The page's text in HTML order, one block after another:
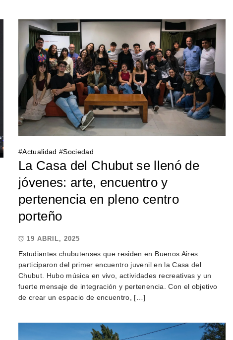
#Actualidad #Sociedad
La Casa del Chubut se llenó de
jóvenes: arte, encuentro y
pertenencia en pleno centro
porteño
19 ABRIL, 2025
Estudiantes chubutenses que residen en Buenos Aires
participaron del primer encuentro juvenil en la Casa del
Chubut. Hubo música en vivo, actividades recreativas y un
fuerte mensaje de integración y pertenencia. Con el objetivo
de crear un espacio de encuentro, […]